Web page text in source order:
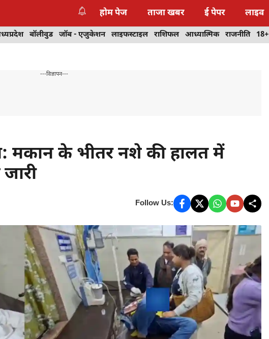
होम पेज ताजा खबर ई पेपर लाइव
बॉलीवुड जॉब - एजुकेशन लाइफस्टाइल राशिफल आध्यात्मिक राजनीति 18+
---विज्ञापन---
मकान के भीतर नशे की हालत में
Follow Us: